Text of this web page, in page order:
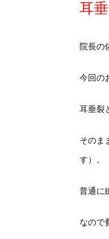
耳
院長の
今回の
耳垂裂
そのま
す）。
普通に
なので